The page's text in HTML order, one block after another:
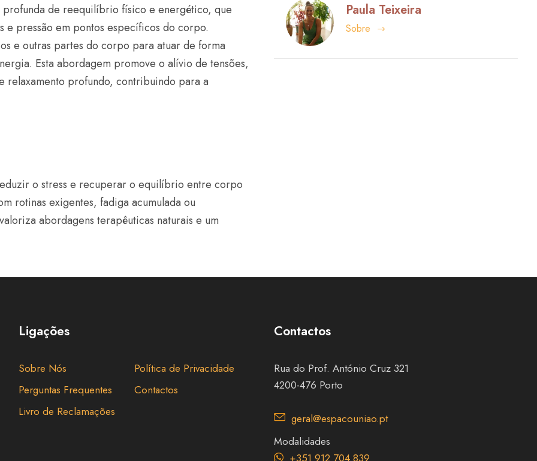
profunda de reequilíbrio físico e energético, que
e pressão em pontos específicos do corpo.
e outras partes do corpo para atuar de forma
Esta abordagem promove o alívio de tensões,
relaxamento profundo, contribuindo para a
o stress e recuperar o equilíbrio entre corpo
rotinas exigentes, fadiga acumulada ou
abordagens terapêuticas naturais e um
Paula Teixeira
Sobre
Ligações
Sobre Nós
Política de Privacidade
Perguntas Frequentes
Contactos
Livro de Reclamações
Contactos
Rua do Prof. António Cruz 321
4200-476 Porto
geral@espacouniao.pt
Modalidades
+351 912 704 839